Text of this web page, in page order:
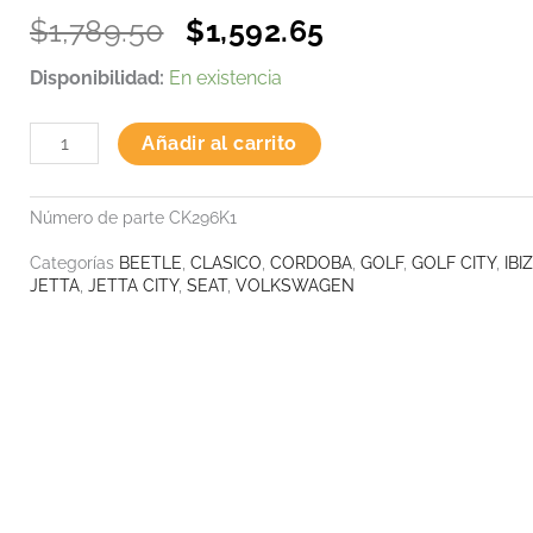
$1,789.50
Original
price
$1,789.50.
$1,592.65
Disponibilidad: En existencia
BLACK
KIT
cantidad
Añadir al carrito
Número de parte CK296K1
Categorías BEETLE CLASICO CORDOBA GOLF, GOLF CITY,
JETTA JETTA CITY, SEAT, VOLKSWAGEN